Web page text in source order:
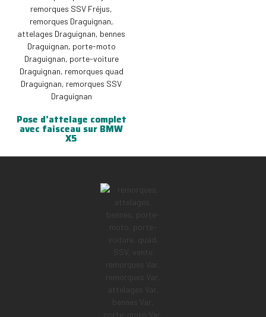
Pose d’attelage complet
avec faisceau sur BMW
X5